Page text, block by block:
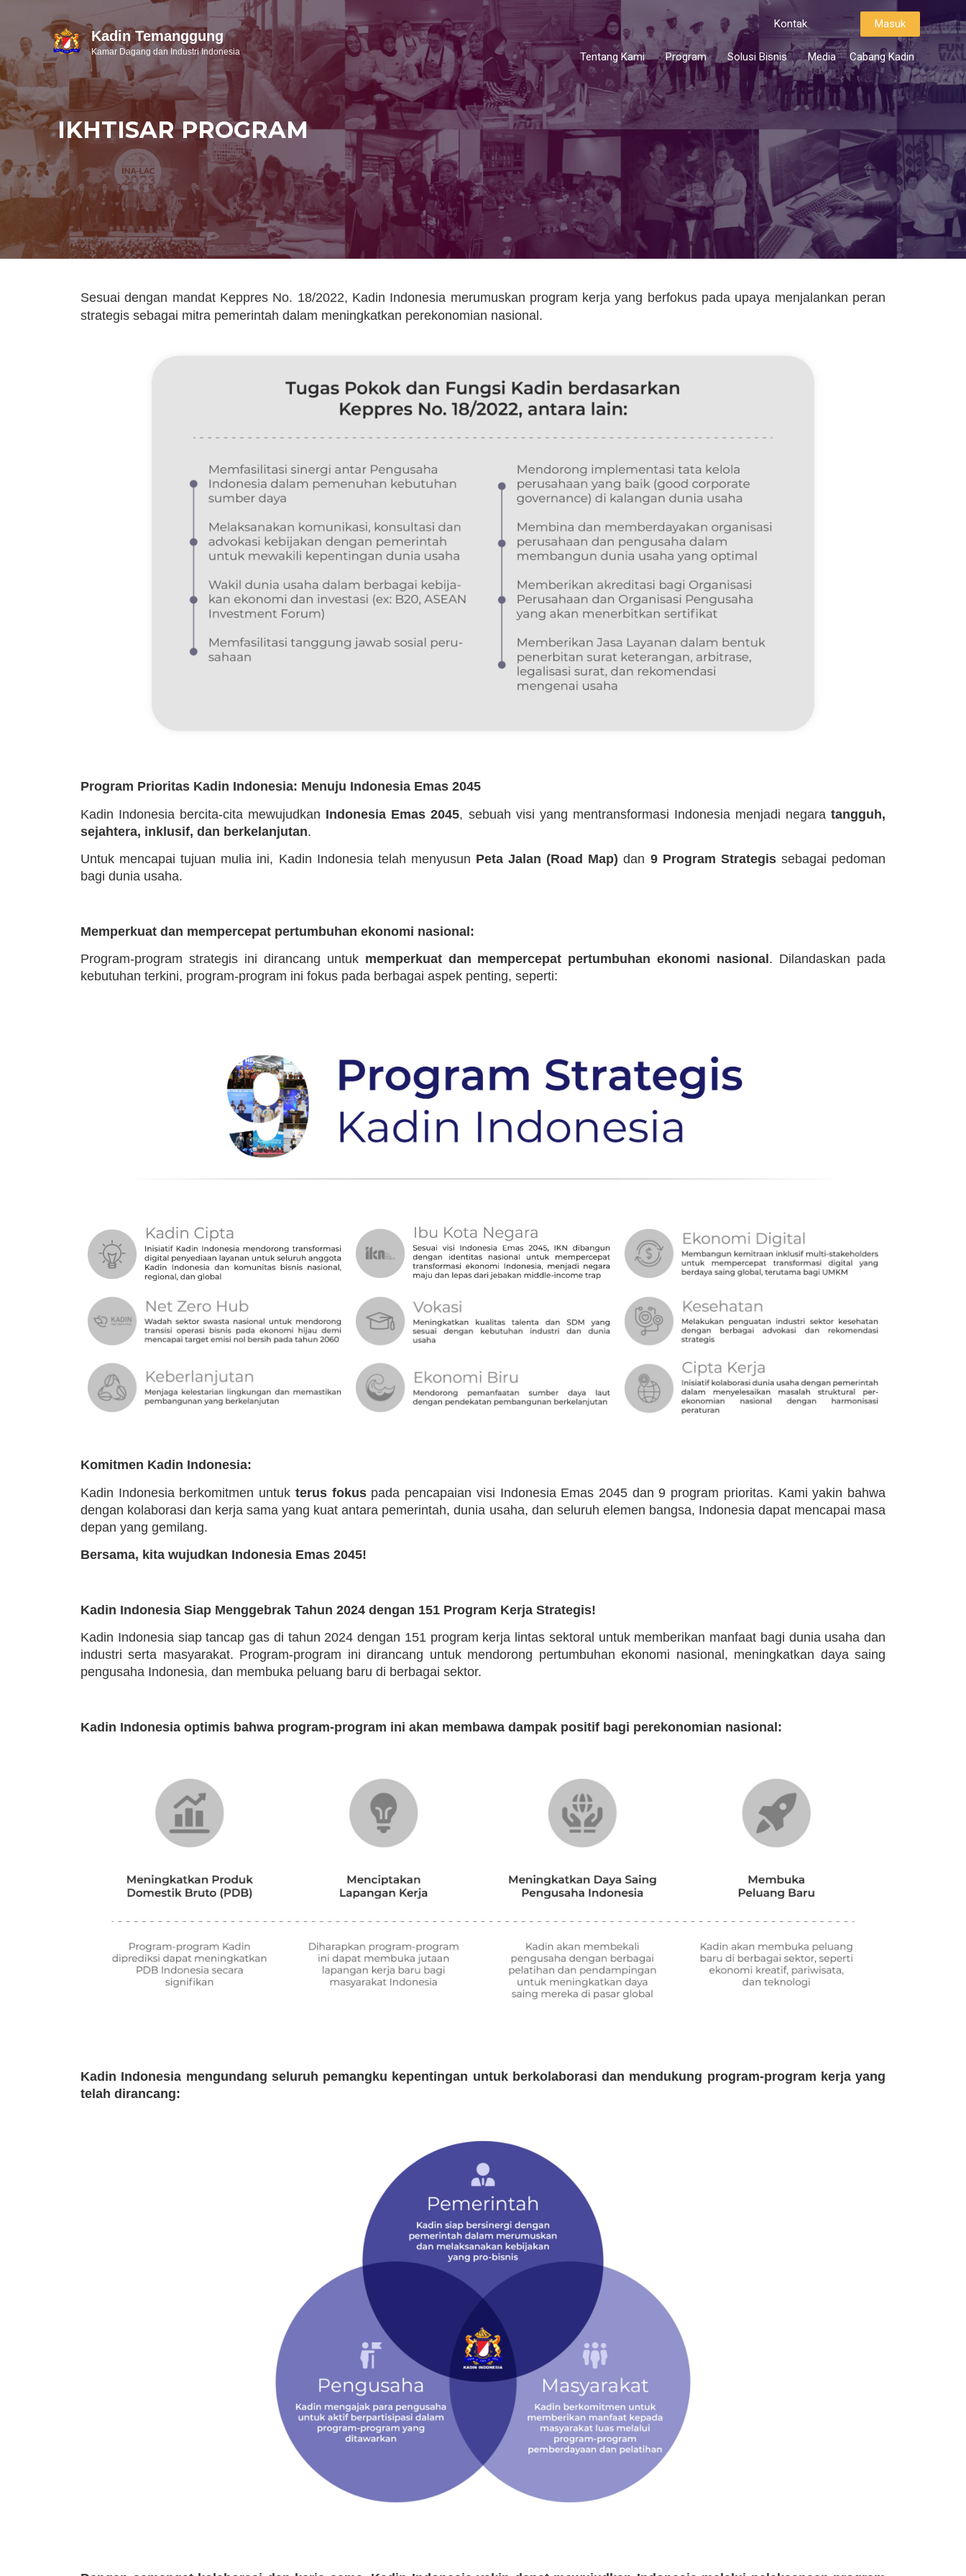
Kadin Temanggung
Kamar Dagang dan Industri Indonesia
Kontak Masuk
Tentang Kami Program Solusi Bisnis Media Cabang Kadin
IKHTISAR PROGRAM
Sesuai dengan mandat Keppres No. 18/2022, Kadin Indonesia merumuskan program kerja yang berfokus pada upaya menjalankan peran
strategis sebagai mitra pemerintah dalam meningkatkan perekonomian nasional.
Program Prioritas Kadin Indonesia: Menuju Indonesia Emas 2045
Kadin Indonesia bercita-cita mewujudkan Indonesia Emas 2045, sebuah visi yang mentransformasi Indonesia menjadi negaratangguh,
sejahtera, inklusif, dan berkelanjutan.
Untuk mencapai tujuan mulia ini, Kadin Indonesia telah menyusun Peta Jalan (Road Map) dan 9 Program Strategissebagai pedoman
bagi dunia usaha.
Memperkuat dan mempercepat pertumbuhan ekonomi nasional:
Program-program strategis ini dirancang untuk memperkuat dan mempercepat pertumbuhan ekonomi nasional . Dilandaskan pada
kebutuhan terkini, program-program ini fokus pada berbagai aspek penting, seperti:
Komitmen Kadin Indonesia:
Kadin Indonesia berkomitmen untuk terus fokuspada pencapaian visi Indonesia Emas 2045 dan 9 program prioritas. Kami yakin bahwa
dengan kolaborasi dan kerja sama yang kuat antara pemerintah, dunia usaha, dan seluruh elemen bangsa, Indonesia dapat mencapai masa
depan yang gemilang.
Bersama, kita wujudkan Indonesia Emas 2045!
Kadin Indonesia Siap Menggebrak Tahun 2024 dengan 151 Program Kerja Strategis!
Kadin Indonesia siap tancap gas di tahun 2024 dengan 151 program kerja lintas sektoral untuk memberikan manfaat bagi dunia usaha dan
industri serta masyarakat. Program-program ini dirancang untuk mendorong pertumbuhan ekonomi nasional, meningkatkan daya saing
pengusaha Indonesia, dan membuka peluang baru di berbagai sektor.
Kadin Indonesia optimis bahwa program-program ini akan membawa dampak positif bagi perekonomian nasional:
Kadin Indonesia mengundang seluruh pemangku kepentingan untuk berkolaborasi dan mendukung program-program kerja yang
telah dirancang: